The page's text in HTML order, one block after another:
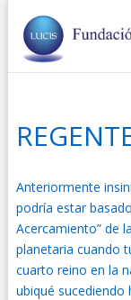
Anteriormente
podría estar
Acercamiento” de
planetaria cuando
cuarto reino en la
ubiqué sucediendo